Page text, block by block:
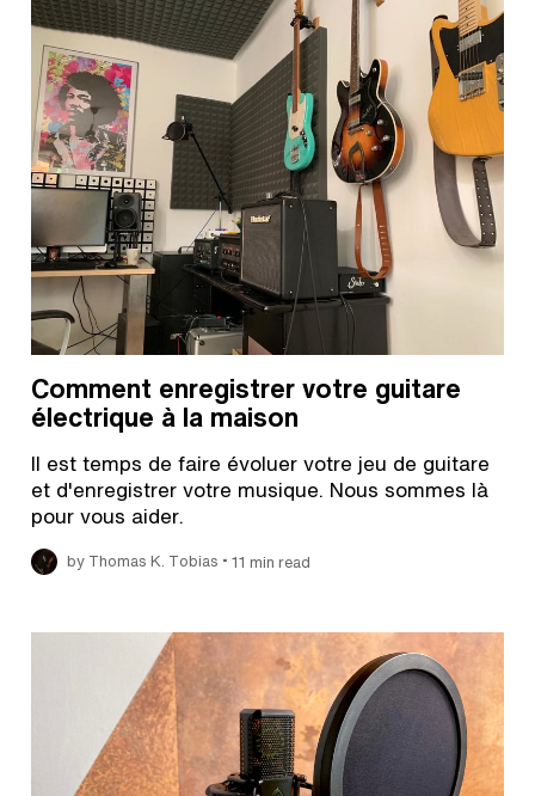
Comment enregistrer votre guitare
électrique à la maison
Il est temps de faire évoluer votre jeu de guitare
et d'enregistrer votre musique. Nous sommes là
pour vous aider.
by Thomas K. Tobias • 11 min read